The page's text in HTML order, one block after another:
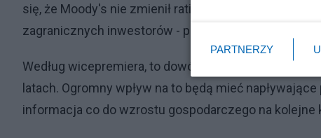
się, że Moody's nie zmienił ratingu, bo zależy nam
zagranicznych inwestorów - powiedział
Według wicepremiera, to dowód na dostrzeżenie
latach. Ogromny wpływ na to będą mieć
informacja co do wzrostu gospodarczego na kolejne
PARTNERZY